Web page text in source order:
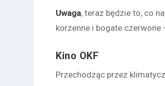
Uwaga, teraz będzie to, co
korzenne i bogate
Kino OKF
Przechodząc przez